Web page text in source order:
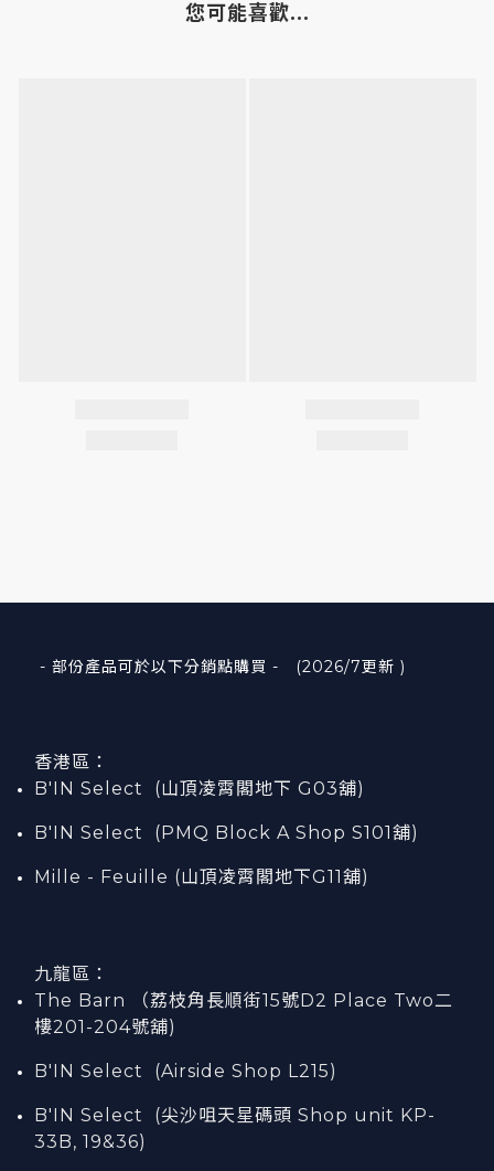
您可能喜歡...
- 部份產品可於以下分銷點購買 - (2026/7更新 )
香港區：
B'IN Select (山頂凌霄閣地下 G03舖)
B'IN Select (PMQ Block A Shop S101舖)
Mille - Feuille (山頂凌霄閣地下G11舖)
九龍區：
The Barn （荔枝角長順街15號D2 Place Two二
樓201-204號舖)
B'IN Select (Airside Shop L215)
B'IN Select (尖沙咀天星碼頭 Shop unit KP-
33B, 19&36)